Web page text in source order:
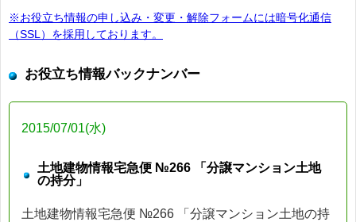
※お役立ち情報の申し込み・変更・解除フォームには暗号化通信
（SSL）を採用しております。
お役立ち情報バックナンバー
2015/07/01(水)
土地建物情報宅急便 №266 「分譲マンション土地
の持分」
土地建物情報宅急便 №266 「分譲マンション土地の持